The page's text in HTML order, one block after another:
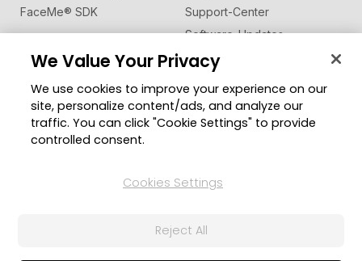
FaceMe® SDK
Support-Center
Software-Updates
Lernen + Wissen
Community
Mitgliederbereich
Blog
Region ändern
© 2026 CyberLink Corp. Alle Rechte vorbehalten.
We Value Your Privacy
We use cookies to improve your experience on our
site, personalize content/ads, and analyze our
traffic. You can click "Cookie Settings" to provide
controlled consent.
Cookies Settings
Reject All